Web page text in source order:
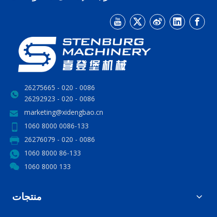
0086 - 020 - 26275665
0086 - 020 - 26292923
marketing@xidengbao.cn
0086-133 8000 1060
0086 - 020 - 26276079
86-133 8000 1060
133 8000 1060
منتجات